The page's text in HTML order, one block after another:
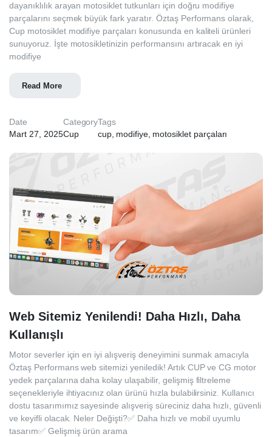
dayanıklılık arayan motosiklet tutkunları için doğru modifiye
parçalarını seçmek büyük fark yaratır. Öztaş Performans olarak,
Cup motosiklet modifiye parçaları konusunda en kaliteli ürünleri
sunuyoruz. İşte motosikletinizin performansını artıracak en iyi
modifiye
Read More
Date
Mart 27, 2025
Category
Cup
Tags
cup, modifiye, motosiklet parçaları
Web Sitemiz Yenilendi! Daha Hızlı, Daha
Kullanışlı
Motor severler için en iyi alışveriş deneyimini sunmak amacıyla
Öztaş Performans web sitemizi yeniledik! Artık CUP ve CG motor
yedek parçalarına daha kolay ulaşabilir, gelişmiş filtreleme
seçenekleriyle ihtiyacınız olan ürünü hızla bulabilirsiniz. Kullanıcı
dostu tasarımımız sayesinde alışveriş süreciniz daha hızlı, güvenli
ve keyifli olacak. Neler Değişti?✅ Daha hızlı ve mobil uyumlu
tasarım✅ Gelişmiş ürün arama